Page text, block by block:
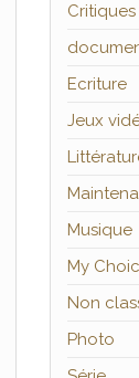
Critiques
Ecriture
Jeux
Musique
My
Non
Photo